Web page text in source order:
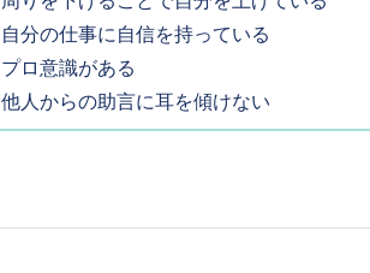
自分の仕事に自信を持っている
プロ意識がある
他人からの助言に耳を傾けない